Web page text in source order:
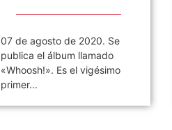
07 de agosto de 2020. Se
publica el álbum llamado
«Whoosh!». Es el vigésimo
primer...